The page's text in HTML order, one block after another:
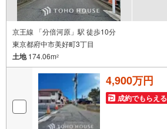
京王線 「分倍河原」駅 徒歩10分
東京都府中市美好町3丁目
土地174.06m2
4,900万円
成約でもらえる